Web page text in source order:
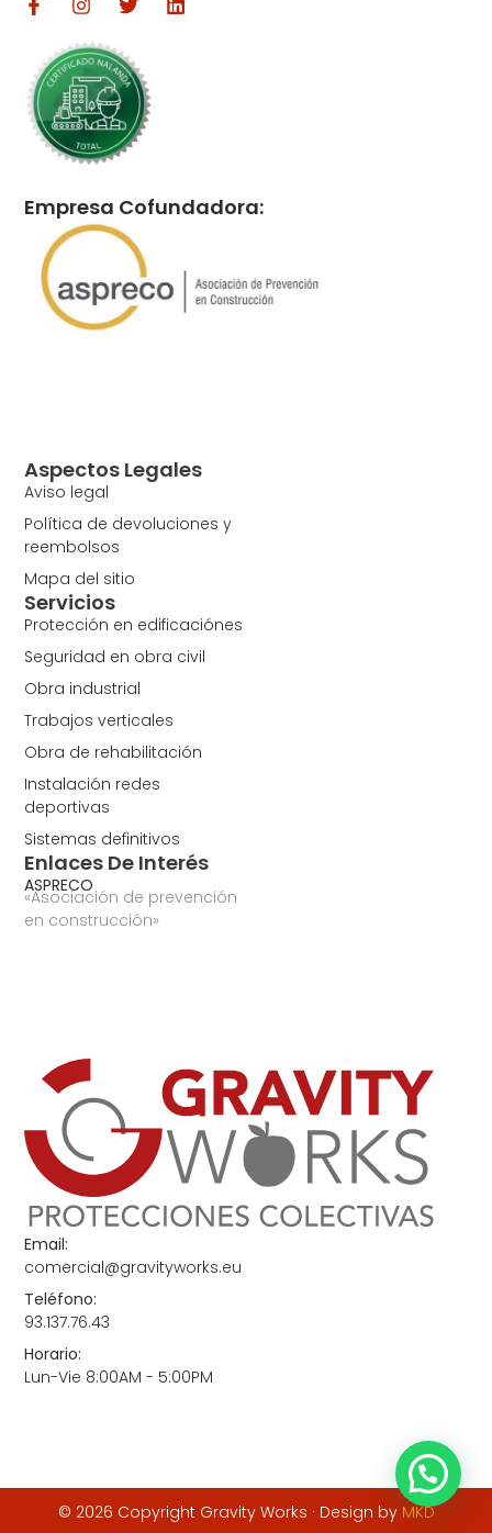
Email:
comercial@gravityworks.eu
Teléfono:
93.137.76.43
Horario:
Lun-Vie 8:00AM - 5:00PM
Aspectos Legales
Aviso legal
Política de devoluciones y
reembolsos
Mapa del sitio
Servicios
Protección en edificaciónes
Seguridad en obra civil
Obra industrial
Trabajos verticales
Obra de rehabilitación
Instalación redes
deportivas
Sistemas definitivos
Enlaces De Interés
ASPRECO
«Asociación de prevención
en construcción»
Empresa Cofundadora:
© 2026 Copyright Gravity Works · Design by MKD